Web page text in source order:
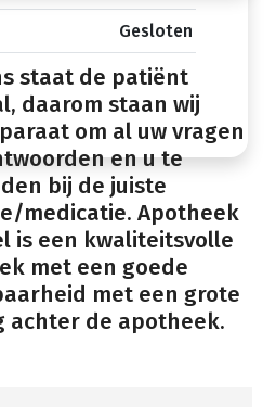
Gesloten
staat de patiënt
daarom staan wij
om al uw vragen
en u te
bij de juiste
medicatie. Apotheek
is een kwaliteitsvolle
met een goede
met een grote
achter de apotheek.